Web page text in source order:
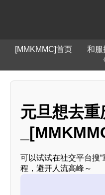
[MMKMMC]首页 和服
元旦想去重
可以试试在社交平台搜
程，避开人流高峰～